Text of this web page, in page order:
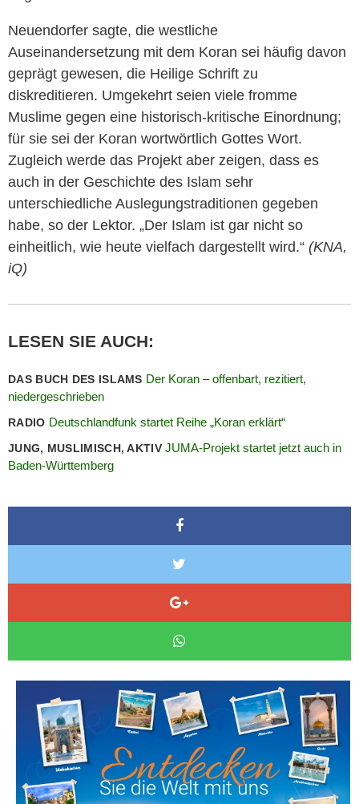
Neuendorfer sagte, die westliche
Auseinandersetzung mit dem Koran sei häufig davon
geprägt gewesen, die Heilige Schrift zu
diskreditieren. Umgekehrt seien viele fromme
Muslime gegen eine historisch-kritische Einordnung;
für sie sei der Koran wortwörtlich Gottes Wort.
Zugleich werde das Projekt aber zeigen, dass es
auch in der Geschichte des Islam sehr
unterschiedliche Auslegungstraditionen gegeben
habe, so der Lektor. „Der Islam ist gar nicht so
einheitlich, wie heute vielfach dargestellt wird.“ (KNA,
iQ)
LESEN SIE AUCH:
DAS BUCH DES ISLAMS Der Koran – offenbart, rezitiert,
niedergeschrieben
RADIO Deutschlandfunk startet Reihe „Koran erklärt“
JUNG, MUSLIMISCH, AKTIVJUMA-Projekt startet jetzt auch in
Baden-Württemberg